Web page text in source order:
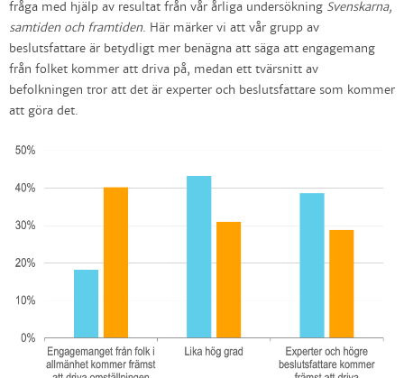
fråga med hjälp av resultat från vår årliga undersökning Svenskarna,
samtiden och framtiden. Här märker vi att vår grupp av
beslutsfattare är betydligt mer benägna att säga att engagemang
från folket kommer att driva på, medan ett tvärsnitt av
befolkningen tror att det är experter och beslutsfattare som kommer
att göra det.